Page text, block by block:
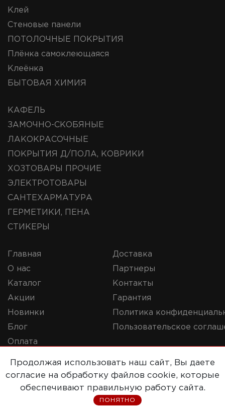
Клей
Стеновые панели
ПОТОЛОЧНЫЕ ПОКРЫТИЯ
Плёнка самоклеющаяся
Клеёнка
БЫТОВАЯ ХИМИЯ
КАФЕЛЬ
ЗАМОЧНО-СКОБЯНЫЕ
ЛАКОКРАСОЧНЫЕ
ПОКРЫТИЯ Д/ПОЛА, КОВРИКИ
ХОЗТОВАРЫ ПРОЧИЕ
ЭЛЕКТРОТОВАРЫ
САНТЕХАРМАТУРА
ГЕРМЕТИКИ, ПЕНА
СТИКЕРЫ
Главная
О нас
Каталог
Акции
Новинки
Блог
Оплата
Доставка
Партнеры
Контакты
Гарантия
Политика
Пользовательское
© 2019-2020 Репорт. Все права защищены
Сайт разработан
Продолжая использовать наш сайт, Вы даете
согласие на обработку файлов cookie, которые
обеспечивают правильную работу сайта.
ПОНЯТНО